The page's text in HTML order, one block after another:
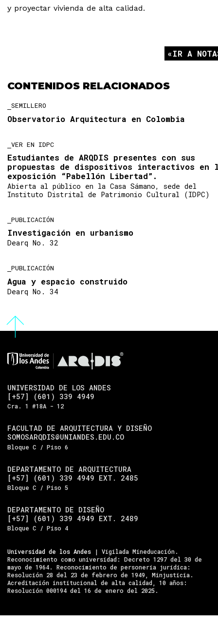
y proyectar vivienda de alta calidad.
IR A
CONTENIDOS RELACIONADOS
SEMILLERO
Observatorio Arquitectura en Colombia
VER EN IDPC
Estudiantes de ARQDIS presentes con sus
propuestas de dispositivos interactivos en
exposición “Pabellón Libertad”.
Abierta al público en la Casa Sámano, sede del
Instituto Distrital de Patrimonio Cultural (IDPC)
PUBLICACIÓN
Investigación en urbanismo
Dearq No. 32
PUBLICACIÓN
Agua y espacio construido
Dearq No. 34
UNIVERSIDAD DE LOS ANDES
[+57] (601) 339 4949
Cra. 1 #18A - 12
FACULTAD DE ARQUITECTURA Y DISEÑO
SOMOSARQDIS@UNIANDES.EDU.CO
Bloque C / Piso 6
DEPARTAMENTO DE ARQUITECTURA
[+57] (601) 339 4949 EXT. 2485
Bloque C / Piso 5
DEPARTAMENTO DE DISEÑO
[+57] (601) 339 4949 EXT. 2489
Bloque C / Piso 4
Universidad de los Andes | Vigilada Mineducación.
Reconocimiento como universidad: Decreto 1297 del 30 de
mayo de 1964. Reconocimiento de personería jurídica:
Resolución 28 del 23 de febrero de 1949, Minjusticia.
Acreditación institucional de alta calidad, 10 años:
Resolución 000194 del 16 de enero del 2025.